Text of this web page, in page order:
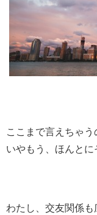
ここまで言えちゃう
いやもう、ほんとに
わたし、交友関係も